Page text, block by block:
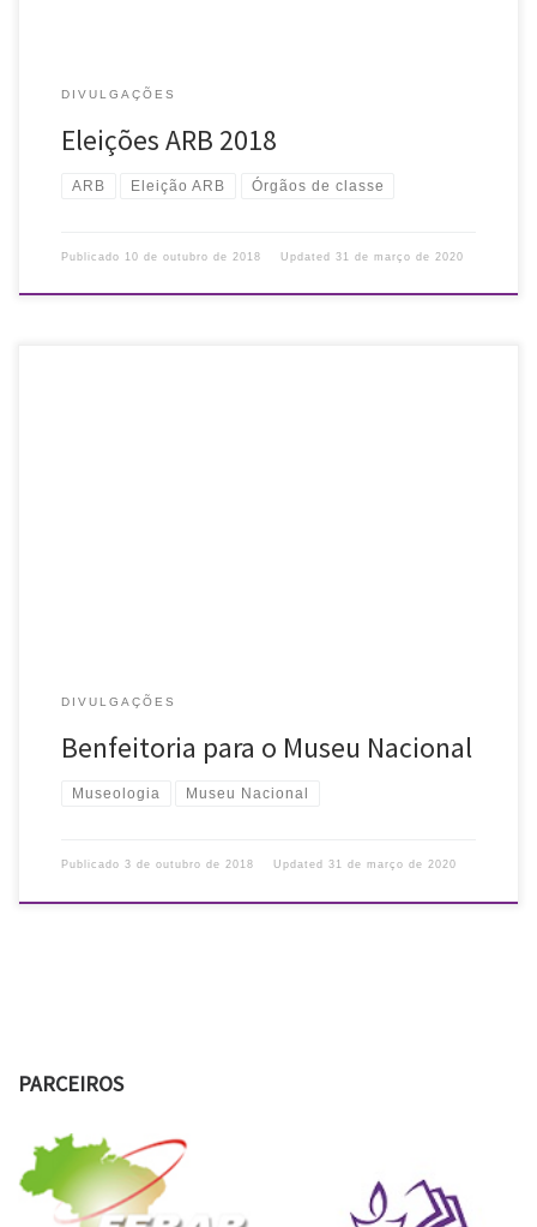
DIVULGAÇÕES
Eleições ARB 2018
ARB Eleição ARB Órgãos de classe
Publicado 10 de outubro de 2018 Updated 31 de março de 2020
DIVULGAÇÕES
Benfeitoria para o Museu Nacional
Museologia Museu Nacional
Publicado 3 de outubro de 2018 Updated 31 de março de 2020
PARCEIROS